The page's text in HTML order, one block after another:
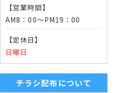
【営業時間】
AM8：00～PM19：00
【定休日】
日曜日
チラシ配布について